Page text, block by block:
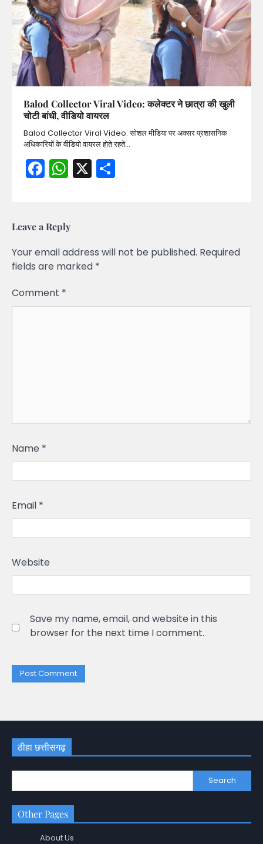
Balod Collector Viral Video: कलेक्टर ने छात्रा की खुली
चोटी बांधी, वीडियो वायरल
Balod Collector Viral Video: सोशल मीडिया पर अक्सर प्रशासनिक
अधिकारियों के वीडियो वायरल होते रहते…
Facebook
WhatsApp
X
Leave a Reply
Your email address will not be published. Required
fields are marked *
Comment *
Name *
Email *
Website
Save my name, email, and website in this
browser for the next time I comment.
ठीहा छत्तीसगढ़
Search
Other Pages
About Us